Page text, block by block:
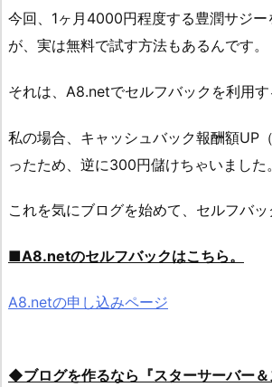
今回、1ヶ月4000円程度する豊潤サジー
が、実は無料で試す方法もあるんです。
それは、A8.netでセルフバックを利用す
私の場合、キャッシュバック報酬額UP
ったため、逆に300円儲けちゃいました
これを気にブログを始めて、セルフバッ
■A8.netのセルフバックはこちら。
A8.netの申し込みページ
◆ブログを作るなら『スターサーバー＆